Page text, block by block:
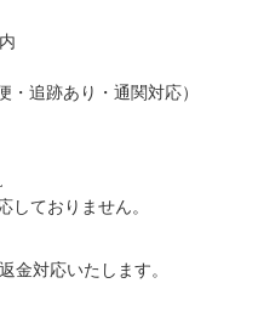
・追跡あり・通関対応）
ておりません。
金対応いたします。